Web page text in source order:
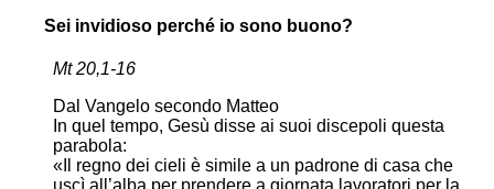
Sei invidioso perché io sono buono?
Mt 20,1-16
Dal Vangelo secondo Matteo
In quel tempo, Gesù disse ai suoi discepoli questa
parabola:
«Il regno dei cieli è simile a un padrone di casa che
uscì all’alba per prendere a giornata lavoratori per la